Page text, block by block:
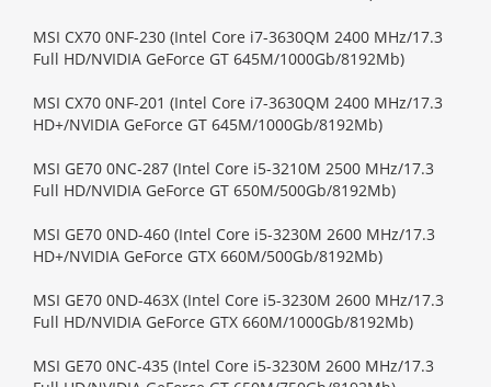
MSI CX70 0NF-230 (Intel Core i7-3630QM 2400 MHz/17.3
Full HD/NVIDIA GeForce GT 645M/1000Gb/8192Mb)
MSI CX70 0NF-201 (Intel Core i7-3630QM 2400 MHz/17.3
HD+/NVIDIA GeForce GT 645M/1000Gb/8192Mb)
MSI GE70 0NC-287 (Intel Core i5-3210M 2500 MHz/17.3
Full HD/NVIDIA GeForce GT 650M/500Gb/8192Mb)
MSI GE70 0ND-460 (Intel Core i5-3230M 2600 MHz/17.3
HD+/NVIDIA GeForce GTX 660M/500Gb/8192Mb)
MSI GE70 0ND-463X (Intel Core i5-3230M 2600 MHz/17.3
Full HD/NVIDIA GeForce GTX 660M/1000Gb/8192Mb)
MSI GE70 0NC-435 (Intel Core i5-3230M 2600 MHz/17.3